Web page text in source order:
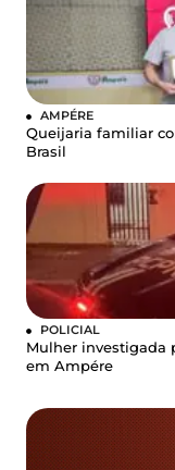
AMPÉRE
Queijaria familiar
Brasil
POLICIAL
Mulher investigada
em Ampére